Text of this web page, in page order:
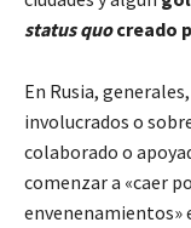
status quocreado
En Rusia,
involucrados o
colaborado o
comenzar a «caer
envenenamientos»